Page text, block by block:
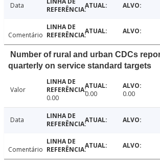
Data
Comentário
Number of rural and urban CDCs
quarterly on service standard targets
Valor
0.00
0.00 0.00
Data
Comentário